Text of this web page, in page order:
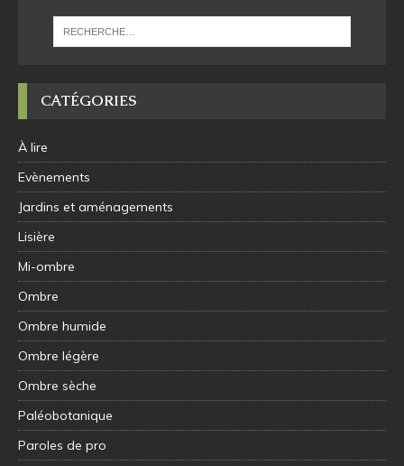
CATÉGORIES
À lire
Evènements
Jardins et aménagements
Lisière
Mi-ombre
Ombre
Ombre humide
Ombre légère
Ombre sèche
Paléobotanique
Paroles de pro